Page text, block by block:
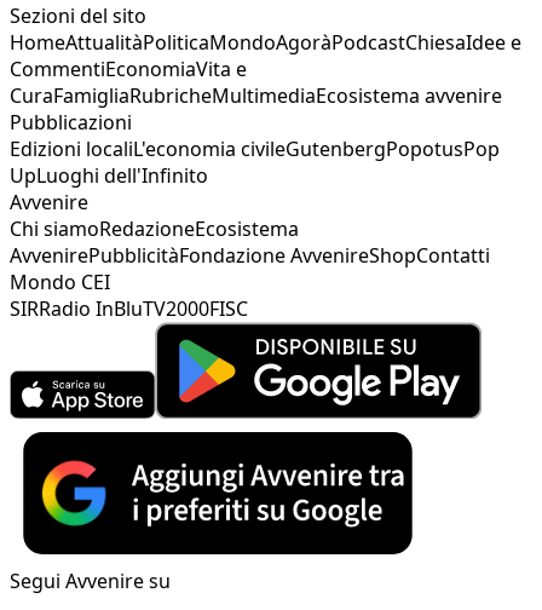
Sezioni del sito
HomeAttualitàPoliticaMondoAgoràPodcastChiesaIdee e
CommentiEconomiaVita e
CuraFamigliaRubricheMultimediaEcosistema avvenire
Pubblicazioni
Edizioni localiL'economia civileGutenbergPopotusPop
UpLuoghi dell'Infinito
Avvenire
Chi siamoRedazioneEcosistema
AvvenirePubblicitàFondazione AvvenireShopContatti
Mondo CEI
SIRRadio InBluTV2000FISC
Segui Avvenire su